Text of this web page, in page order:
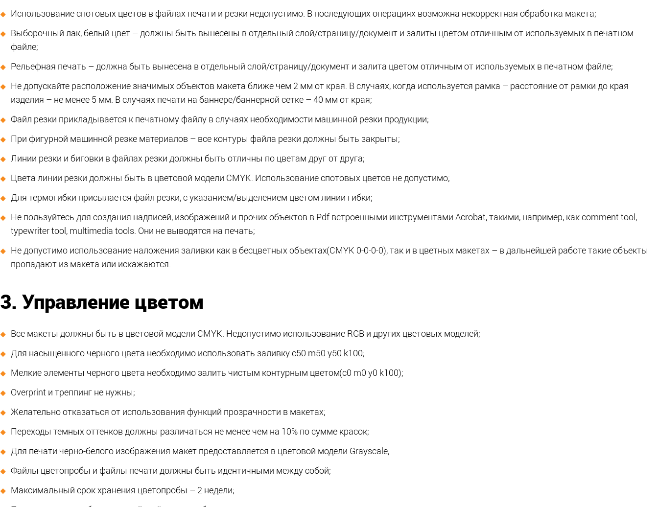
Использование спотовых цветов в файлах печати и резки недопустимо. В последующих операциях возможна некорректная обработка макета;
Выборочный лак, белый цвет – должны быть вынесены в отдельный слой/страницу/документ и залиты цветом отличным от используемых в печатном
файле;
Рельефная печать – должна быть вынесена в отдельный слой/страницу/документ и залита цветом отличным от используемых в печатном файле;
Не допускайте расположение значимых объектов макета ближе чем 2 мм от края. В случаях, когда используется рамка – расстояние от рамки до края
изделия – не менее 5 мм. В случаях печати на баннере/баннерной сетке – 40 мм от края;
Файл резки прикладывается к печатному файлу в случаях необходимости машинной резки продукции;
При фигурной машинной резке материалов – все контуры файла резки должны быть закрыты;
Линии резки и биговки в файлах резки должны быть отличны по цветам друг от друга;
Цвета линии резки должны быть в цветовой модели CMYK. Использование спотовых цветов не допустимо;
Для термогибки присылается файл резки, с указанием/выделением цветом линии гибки;
Не пользуйтесь для создания надписей, изображений и прочих объектов в Pdf встроенными инструментами Acrobat, такими, например, как comment tool,
typewriter tool, multimedia tools. Они не выводятся на печать;
Не допустимо использование наложения заливки как в бесцветных объектах(CMYK 0-0-0-0), так и в цветных макетах – в дальнейшей работе такие объекты
пропадают из макета или искажаются.
3. Управление цветом
Все макеты должны быть в цветовой модели CMYK. Недопустимо использование RGB и других цветовых моделей;
Для насыщенного черного цвета необходимо использовать заливку c50 m50 y50 k100;
Мелкие элементы черного цвета необходимо залить чистым контурным цветом(c0 m0 y0 k100);
Overprint и треппинг не нужны;
Желательно отказаться от использования функций прозрачности в макетах;
Переходы темных оттенков должны различаться не менее чем на 10% по сумме красок;
Для печати черно-белого изображения макет предоставляется в цветовой модели Grayscale;
Файлы цветопробы и файлы печати должны быть идентичными между собой;
Максимальный срок хранения цветопробы – 2 недели;